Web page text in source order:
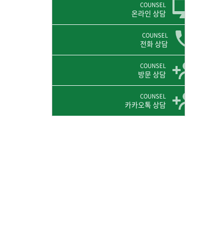
COUNSEL
온라인 상담
COUNSEL
전화 상담
COUNSEL
방문 상담
COUNSEL
카카오톡 상담